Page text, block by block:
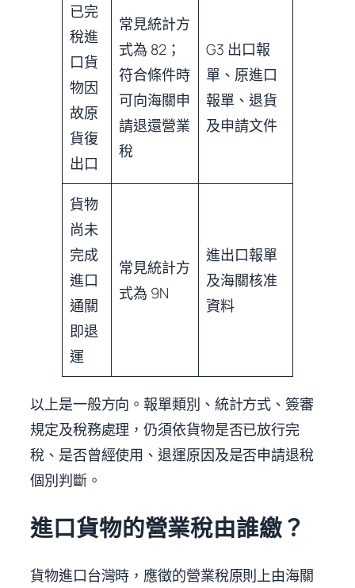
已完
稅進
口貨
物因
故原
貨復
出口
常見統計方
式為 82；
符合條件時
可向海關申
請退還營業
稅
G3 出口報
單、原進口
報單、退貨
及申請文件
貨物
尚未
完成
進口
通關
即退
運
常見統計方
式為 9N
進出口報單
及海關核准
資料
以上是一般方向。報單類別、統計方式、簽審
規定及稅務處理，仍須依貨物是否已放行完
稅、是否曾經使用、退運原因及是否申請退稅
個別判斷。
進口貨物的營業稅由誰繳？
貨物進口台灣時，應徵的營業稅原則上由海關